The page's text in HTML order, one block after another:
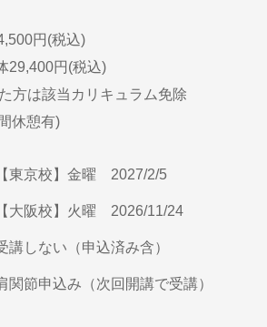
円(税込)
29,400円(税込)
方は該当カリキュラム免除
休憩有)
東京校】金曜 2027/2/5
大阪校】火曜 2026/11/24
講しない（申込済み含）
関節申込み（次回開講で受講）